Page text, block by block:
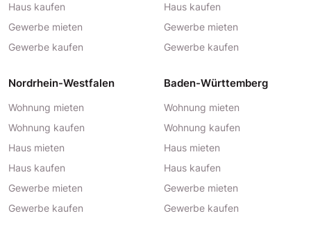
Haus kaufen
Gewerbe mieten
Gewerbe kaufen
Haus kaufen
Gewerbe mieten
Gewerbe kaufen
Nordrhein-Westfalen
Wohnung mieten
Wohnung kaufen
Haus mieten
Haus kaufen
Gewerbe mieten
Gewerbe kaufen
Baden-Württemberg
Wohnung mieten
Wohnung kaufen
Haus mieten
Haus kaufen
Gewerbe mieten
Gewerbe kaufen